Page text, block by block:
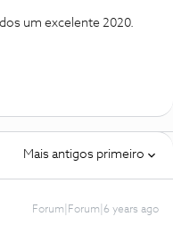
um excelente 2020.
Mais antigos primeiro
Forum|Forum|6 years ago